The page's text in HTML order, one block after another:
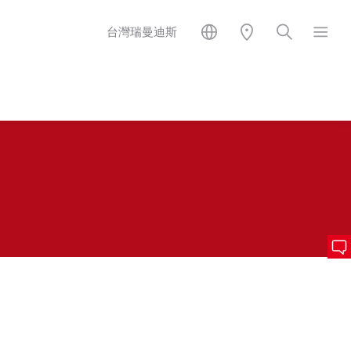
台灣瑞曼迪斯